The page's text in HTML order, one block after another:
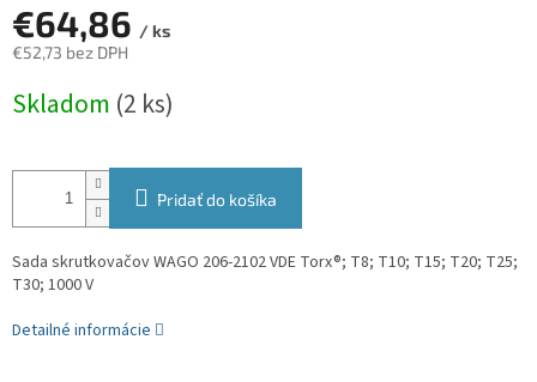
€64,86 / ks
€52,73 bez DPH
cena:
Skladom (2 ks)
Pridať do košíka
Sada skrutkovačov WAGO 206-2102 VDE Torx®; T8; T10; T15; T20; T25;
T30; 1000 V
Detailné informácie